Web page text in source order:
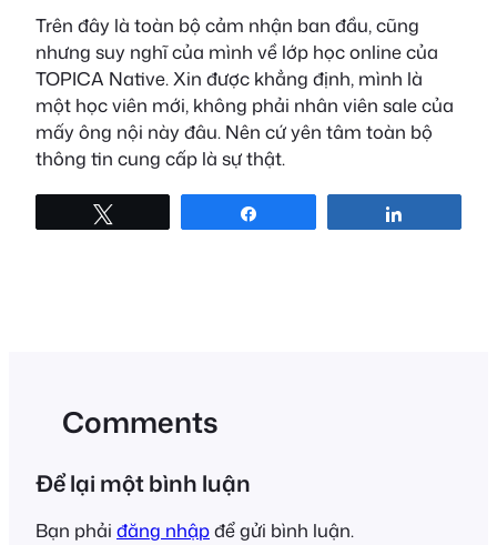
Trên đây là toàn bộ cảm nhận ban đầu, cũng
nhưng suy nghĩ của mình về lớp học online của
TOPICA Native. Xin được khẳng định, mình là
một học viên mới, không phải nhân viên sale của
mấy ông nội này đâu. Nên cứ yên tâm toàn bộ
thông tin cung cấp là sự thật.
Comments
Để lại một bình luận
Bạn phải đăng nhậpđể gửi bình luận.